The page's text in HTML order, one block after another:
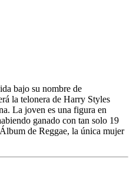
bajo su nombre de
la telonera de Harry Styles
La joven es una figura en
ganado con tan solo 19
de Reggae, la única mujer